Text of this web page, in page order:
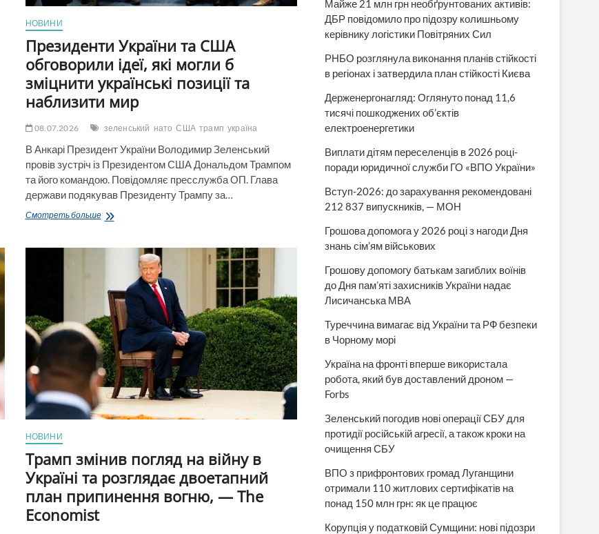
НОВИНИ
Президенти України та США
обговорили ідеї, які могли б
зміцнити українські позиції та
наблизити мир
08.07.2026 зеленський нато США трамп україна
В Анкарі Президент України Володимир Зеленський
провів зустріч із Президентом США Дональдом Трампом
та його командою. Повідомляє пресслужба ОП. Глава
держави подякував Президенту Трампу за…
Смотреть большеПрезиденти
обговорили
які
могли
б
зміцнити
українські
позиції
та
наблизити
мир
НОВИНИ
Трамп змінив погляд на війну в
Україні та розглядає двоетапний
план припинення вогню, — The
Economist
Майже 21 млн грн необґрунтованих активів:
ДБР повідомило про підозру колишньому
керівнику логістики Повітряних Сил
РНБО розглянула виконання планів стійкості
в регіонах і затвердила план стійкості Києва
Держенергонагляд: Оглянуто понад 11,6
тисячі пошкоджених об’єктів
електроенергетики
Виплати дітям переселенців в 2026 році-
поради юридичної служби ГО «ВПО України»
Вступ-2026: до зарахування рекомендовані
212 837 випускників, — МОН
Грошова допомога у 2026 році з нагоди Дня
знань сім’ям військових
Грошову допомогу батькам загиблих воїнів
до Дня пам’яті захисників України надає
Лисичанська МВА
Туреччина вимагає від України та РФ безпеки
в Чорному морі
Україна на фронті вперше використала
робота, який був доставлений дроном —
Forbs
Зеленський погодив нові операції СБУ для
протидії російській агресії, а також кроки на
очищення СБУ
ВПО з прифронтових громад Луганщини
отримали 110 житлових сертифікатів на
понад 150 млн грн: як це працює
Корупція у податковій Сумщини: нові підозри